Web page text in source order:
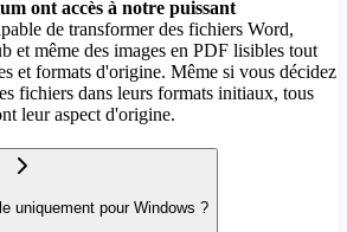
ont accès à notre puissant
de transformer des fichiers Word,
et même des images en PDF lisibles tout
et formats d'origine. Même si vous décidez
fichiers dans leurs formats initiaux, tous
leur aspect d'origine.
uniquement pour Windows ?